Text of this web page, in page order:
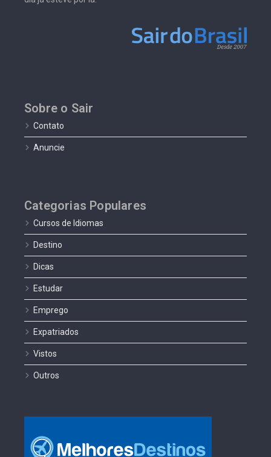
Sobre o Sair
Contato
Anuncie
Categorias Populares
Cursos de Idiomas
Destino
Dicas
Estudar
Emprego
Expatriados
Vistos
Outros